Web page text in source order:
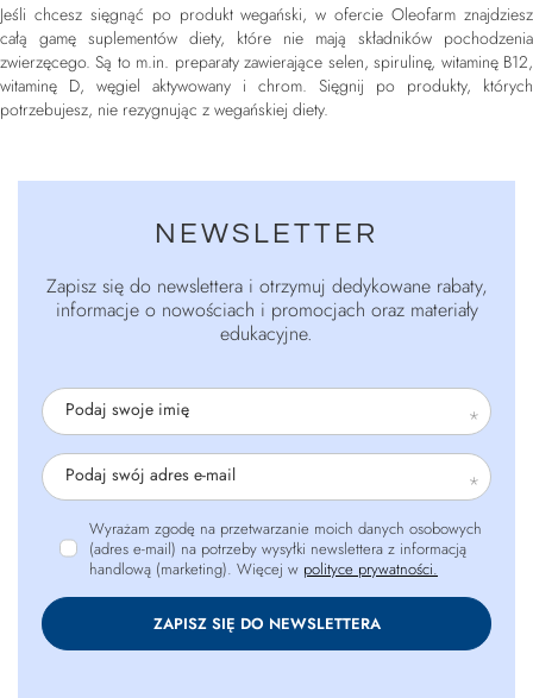
Jeśli chcesz sięgnąć po produkt wegański, w ofercie Oleofarm znajdziesz
całą gamę suplementów diety, które nie mają składników pochodzenia
zwierzęcego. Są to m.in. preparaty zawierające selen, spirulinę, witaminę B12,
witaminę D, węgiel aktywowany i chrom. Sięgnij po produkty, których
potrzebujesz, nie rezygnując z wegańskiej diety.
NEWSLETTER
Zapisz się do newslettera i otrzymuj dedykowane rabaty,
informacje o nowościach i promocjach oraz materiały
edukacyjne.
Podaj swoje imię
Podaj swój adres e-mail
Wyrażam zgodę na przetwarzanie moich danych osobowych
(adres e-mail) na potrzeby wysyłki newslettera z informacją
handlową (marketing). Więcej w polityce prywatności.
ZAPISZ SIĘ DO NEWSLETTERA